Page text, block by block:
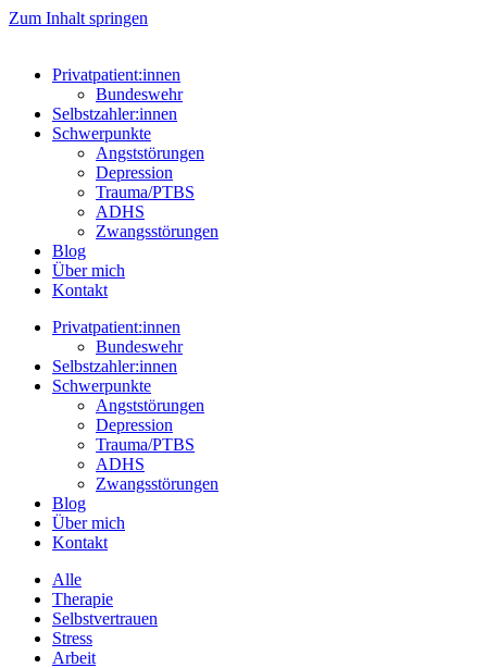
Zum Inhalt springen
Privatpatient:innen
Bundeswehr
Selbstzahler:innen
Schwerpunkte
Angststörungen
Depression
Trauma/PTBS
ADHS
Zwangsstörungen
Blog
Über mich
Kontakt
Privatpatient:innen
Bundeswehr
Selbstzahler:innen
Schwerpunkte
Angststörungen
Depression
Trauma/PTBS
ADHS
Zwangsstörungen
Blog
Über mich
Kontakt
Alle
Therapie
Selbstvertrauen
Stress
Arbeit